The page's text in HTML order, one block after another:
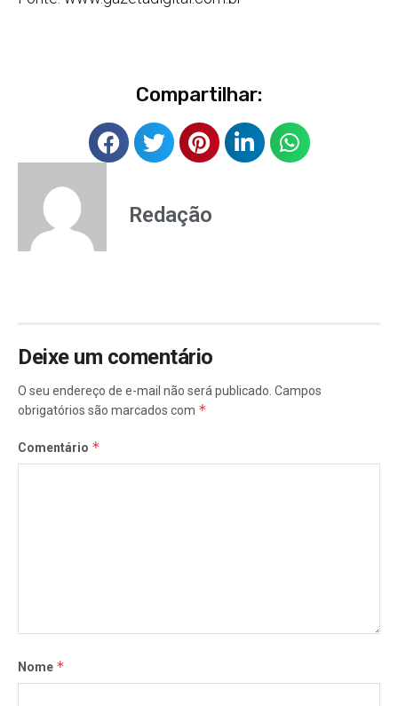
Compartilhar:
Redação
Deixe um comentário
O seu endereço de e-mail não será publicado. Campos
obrigatórios são marcados com *
Comentário *
Nome *